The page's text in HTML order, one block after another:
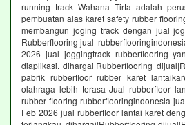
running track Wahana Tirta adalah
pembuatan alas karet safety rubber
membangun joging track dengan jual
Rubberflooring|jual
2026 jual joggingtrack rubberflooring
diaplikasi. dihargai|Rubberflooring
pabrik rubberfloor rubber karet
olahraga lebih terasa Jual rubberfloor
rubber flooring rubberflooringindonesia
Feb 2026 jual rubberfloor lantai karet